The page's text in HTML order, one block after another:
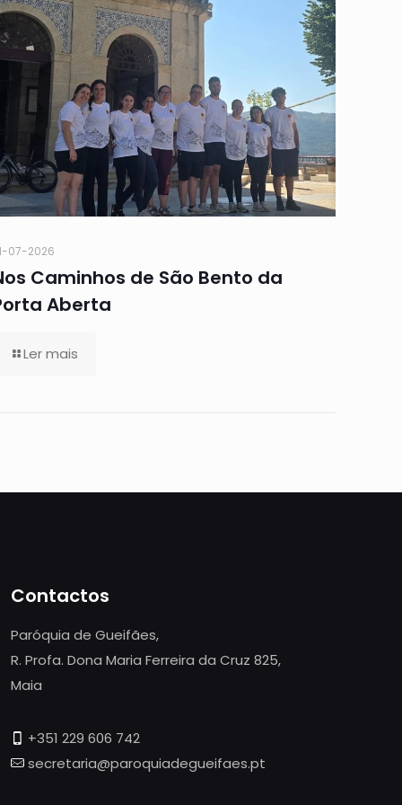
07-2026
Caminhos de São Bento da
Aberta
Ler mais
Contactos
Paróquia de Gueifães,
R. Profa. Dona Maria Ferreira da Cruz 825,
Maia
+351 229 606 742
secretaria@paroquiadegueifaes.pt